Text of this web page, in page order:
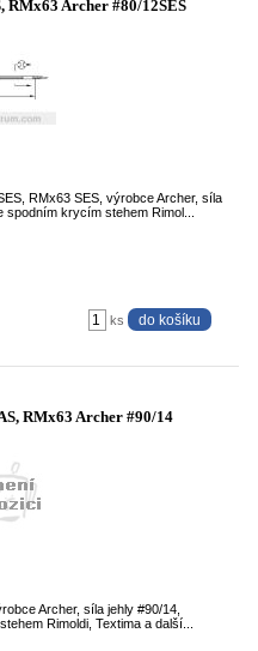
RMx63 Archer #80/12SES
RMx63 SES, výrobce Archer, síla
krycím stehem Rimol...
ks
RMx63 Archer #90/14
Archer, síla jehly #90/14,
Rimoldi, Textima a další...